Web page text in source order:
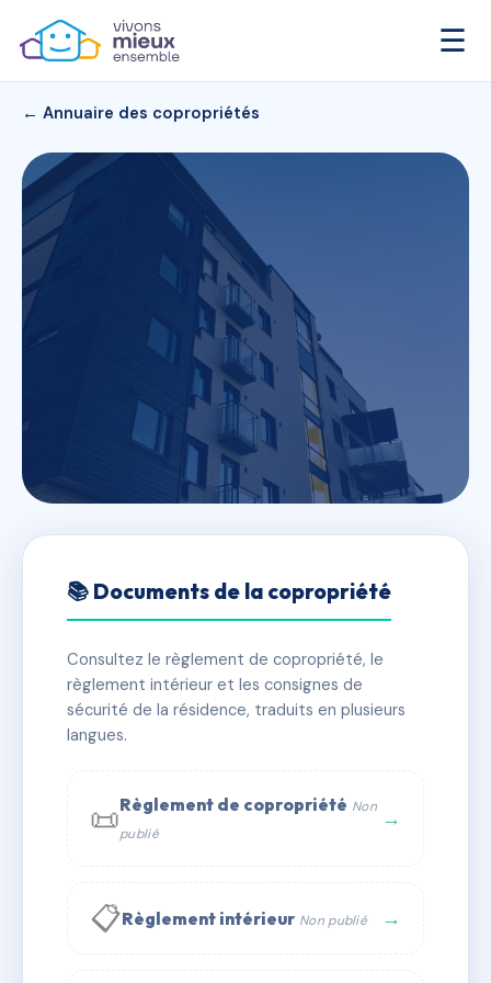
☰
← Annuaire des copropriétés
georges de la tour
✓ Immatriculée 🏠 30 lots 🏗 1 bâtiment(s)
📞 Contacter Syndic Digital
📚 Documents de la copropriété
Consultez le règlement de copropriété, le
règlement intérieur et les consignes de
sécurité de la résidence, traduits en plusieurs
langues.
📜Règlement de copropriété Non
publié
→
📋Règlement intérieur Non publié →